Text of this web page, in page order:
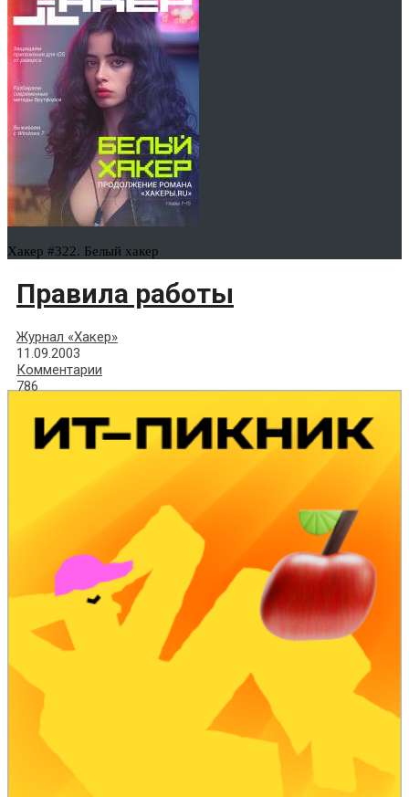
Хакер #322. Белый хакер
Правила работы
Журнал «Хакер»
11.09.2003
Комментарии
786